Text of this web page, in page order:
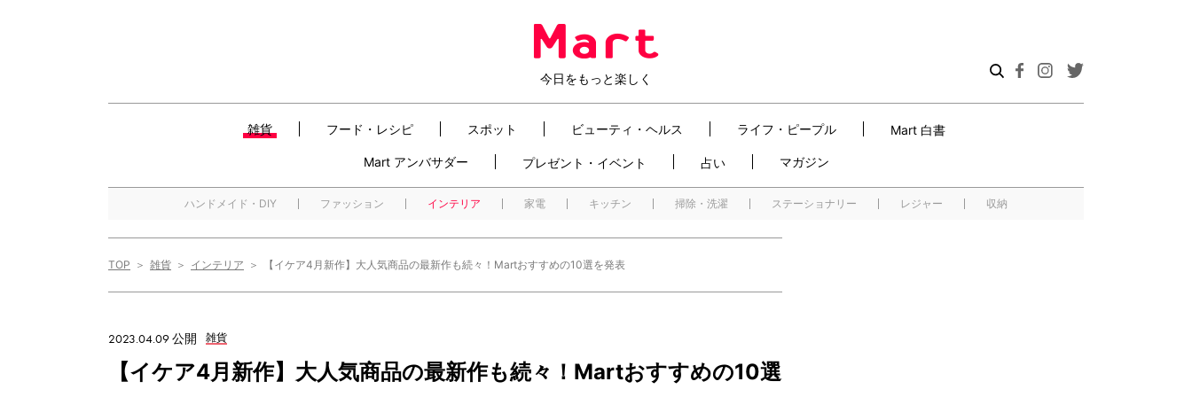
今日をもっと楽しく
雑貨 フード・レシピ スポット ビューティ・ヘルス ライフ・ピープル Mart 白書
Mart アンバサダー プレゼント・イベント 占い マガジン
ハンドメイド・DIY ファッション インテリア 家電 キッチン 掃除・洗濯 ステーショナリー レジャー 収納
TOP 雑貨 インテリア 【イケア4月新作】大人気商品の最新作も続々！Martおすすめの10選を発表
2023.04.09 公開 雑貨
【イケア4月新作】大人気商品の最新作も続々！Martおすすめの10選